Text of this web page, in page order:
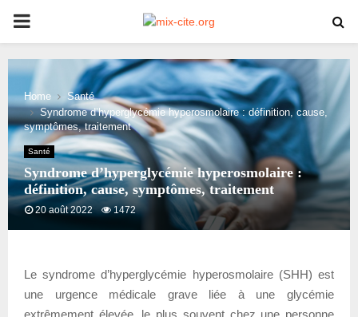
PRIMARY
MENU
Home
Santé
Syndrome d’hyperglycémie hyperosmolaire : définition, cause,
symptômes, traitement
Santé
Syndrome d’hyperglycémie hyperosmolaire :
définition, cause, symptômes, traitement
20 août 2022 1472
Le syndrome d’hyperglycémie hyperosmolaire (SHH) est
une urgence médicale grave liée à une glycémie
extrêmement élevée, le plus souvent chez une personne